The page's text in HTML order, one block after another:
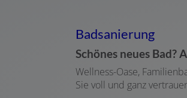
Badsanierung
Schönes neues Bad?
Wellness-Oase,
Sie voll und ganz